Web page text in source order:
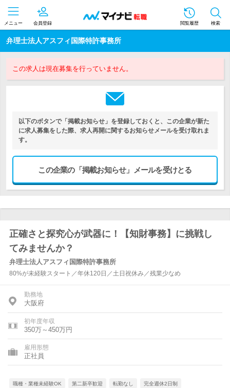
メニュー 会員登録 閲覧履歴 検索
弁理士法人アスフィ国際特許事務所
この求人は現在募集を行っていません。
以下のボタンで「掲載お知らせ」を登録しておくと、この企業が新た
に求人募集をした際、求人再開に関するお知らせメールを受け取れま
す。
この企業の「掲載お知らせ」メールを受けとる
正確さと探究心が武器に！【知財事務】に挑戦し
てみませんか？
弁理士法人アスフィ国際特許事務所
80%が未経験スタート／年休120日／土日祝休み／残業少なめ
勤務地
大阪府
初年度年収
350万～450万円
雇用形態
正社員
職種・業種未経験OK 第二新卒歓迎 転勤なし 完全週休2日制